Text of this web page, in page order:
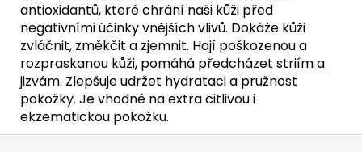
antioxidantů, které chrání naši kůži před
negativními účinky vnějších vlivů. Dokáže kůži
zvláčnit, změkčit a zjemnit. Hojí poškozenou a
rozpraskanou kůži, pomáhá předcházet striím a
jizvám. Zlepšuje udržet hydrataci a pružnost
pokožky. Je vhodné na extra citlivou i
ekzematickou pokožku.